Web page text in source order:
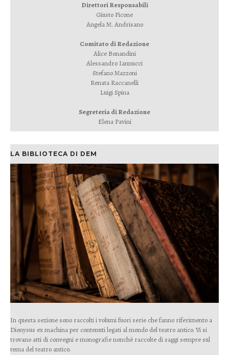
Direttori Responsabili
Giusto Picone
Angela M. Andrisano
Comitato di Redazione
Alice Bonandini
Alessandro Iannucci
Stefano Mazzoni
Renata Raccanelli
Luigi Spina
Segreteria di Redazione
Elena Pavini
LA BIBLIOTECA DI DEM
In questa sezione sono raccolti i volumi fuori serie che fanno riferimento a
Dionysus ex machina per contenuti legati al mondo del teatro antico. Vi si
trovano atti di convegni e monografie nonchè raccolte di saggi sempre sul
tema del teatro antico.